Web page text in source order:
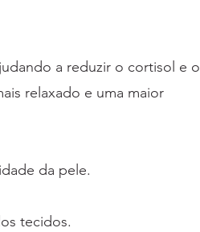
a reduzir o cortisol e o
relaxado e uma maior
da pele.
tecidos.